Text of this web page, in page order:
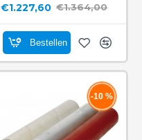
€1.227,60 €1.364,00
Bestellen
-10 %